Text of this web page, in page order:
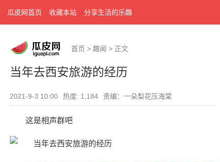
瓜皮网首页 收藏本站 分享生活的乐趣
首页 > 趣闻 > 正文
当年去西安旅游的经历
2021-9-3 10:00 热度: 1,184 责编：一朵梨花压海棠
这是相声群吧